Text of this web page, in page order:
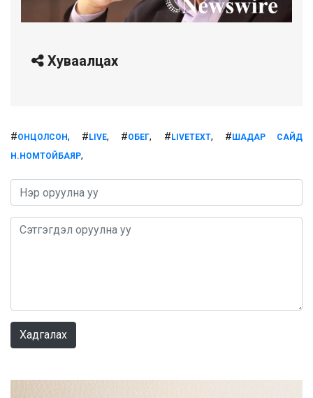
Хуваалцах
#ОНЦОЛСОН, # LIVE, #ОБЕГ, # LIVETEXT, # ШАДАР САЙД
Н.НОМТОЙБАЯР,
Хадгалах